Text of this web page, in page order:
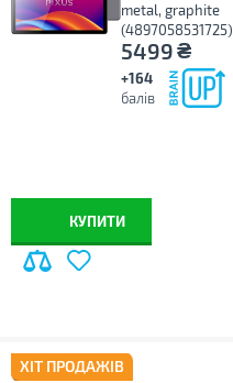
metal, graphite
(4897058531725)
5499₴
+164
балів
КУПИТИ
ХІТ ПРОДАЖІВ